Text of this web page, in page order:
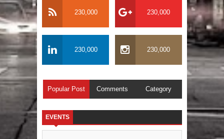
230,000 230,000
230,000 230,000
Popular Post Comments Category
EVENTS